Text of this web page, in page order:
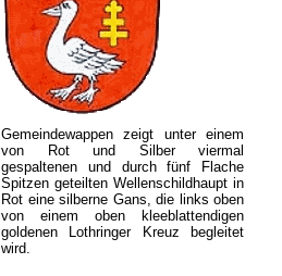
Gemeindewappen zeigt unter einem
von Rot und Silber viermal
gespaltenen und durch fünf Flache
Spitzen geteilten Wellenschildhaupt in
Rot eine silberne Gans, die links oben
von einem oben kleeblattendigen
goldenen Lothringer Kreuz begleitet
wird.